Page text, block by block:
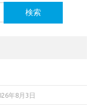
年8月3日